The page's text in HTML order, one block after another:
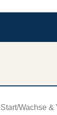
Start/Wachse &